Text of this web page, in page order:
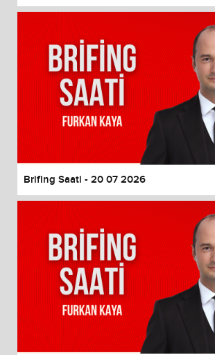
Brifing Saati - 20 07 2026